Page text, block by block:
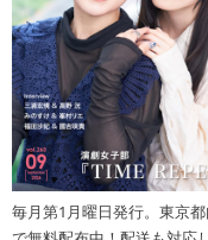
毎月第1月曜日発行。東京